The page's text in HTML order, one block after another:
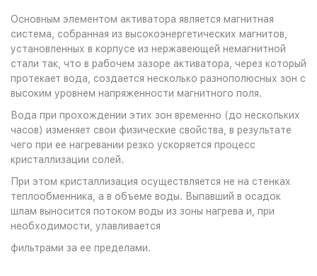
Основным элементом активатора является магнитная
система, собранная из высокоэнергетических магнитов,
установленных в корпусе из нержавеющей немагнитной
стали так, что в рабочем зазоре активатора, через который
протекает вода, создается несколько разнополюсных зон с
высоким уровнем напряженности магнитного поля.
Вода при прохождении этих зон временно (до нескольких
часов) изменяет свои физические свойства, в результате
чего при ее нагревании резко ускоряется процесс
кристаллизации солей.
При этом кристаллизация осуществляется не на стенках
теплообменника, а в объеме воды. Выпавший в осадок
шлам выносится потоком воды из зоны нагрева и, при
необходимости, улавливается
фильтрами за ее пределами.